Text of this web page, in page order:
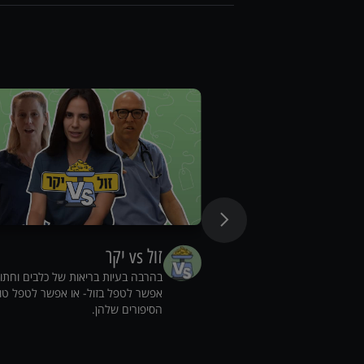
זול vs יקר
בהרבה בעיות בריאות של כלבים
אפשר לטפל בזול- או אפשר לטפל
הסיפורים שלהן.